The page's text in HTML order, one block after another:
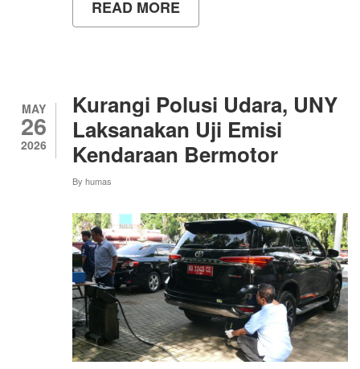
READ MORE
UNY
PANCASILA
2026,
TEGUHKAN
SEMANGAT
PERSATUAN
BANGSA
MAY
26
2026
Kurangi Polusi Udara, UNY
Laksanakan Uji Emisi
Kendaraan Bermotor
By humas